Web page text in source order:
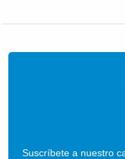
Suscríbete a nuestro